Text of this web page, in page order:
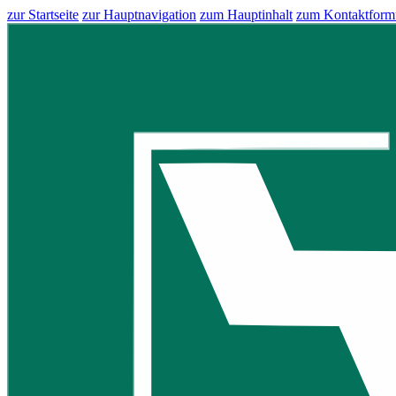
zur Startseite zur Hauptnavigation zum Hauptinhalt zum